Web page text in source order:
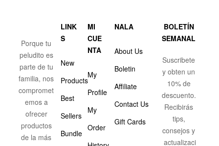
Porque tu
peludito es
parte de tu
familia, nos
compromet
emos a
ofrecer
productos
de la más
LINK
S
New
Products
Best
Sellers
Bundle
MI
CUE
NTA
My
Profile
My
Order
NALA
About Us
Boletin
Affiliate
Contact Us
Gift Cards
BOLETÍN
SEMANAL
Suscribete
y obten un
10% de
descuento.
Recibirás
tips,
consejos y
actualizaci